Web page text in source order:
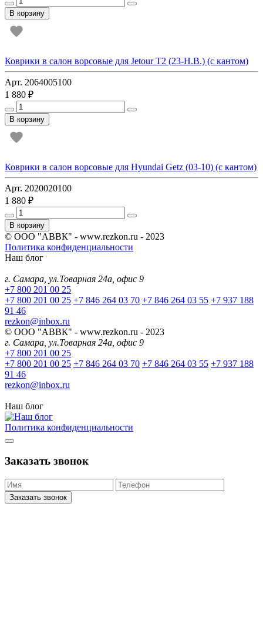
В корзину
Коврики в салон ворсовые для Jetour T2 (23-Н.В.) (с кантом)
Арт. 2064005100
1 880 ₽
В корзину
Коврики в салон ворсовые для Hyundai Getz (03-10) (с кантом)
Арт. 2020020100
1 880 ₽
В корзину
© ООО "АВВК" - www.rezkon.ru - 2023
Политика конфиденциальности
Наш блог
г. Самара, ул.Товарная 24а, офис 9
+7 800 201 00 25
+7 800 201 00 25 +7 846 264 03 70 +7 846 264 03 55 +7 937 188
91 46
rezkon@inbox.ru
© ООО "АВВК" - www.rezkon.ru - 2023
г. Самара, ул.Товарная 24а, офис 9
+7 800 201 00 25
+7 800 201 00 25 +7 846 264 03 70 +7 846 264 03 55 +7 937 188
91 46
rezkon@inbox.ru
Наш блог
Политика конфиденциальности
Заказать звонок
Заказать звонок